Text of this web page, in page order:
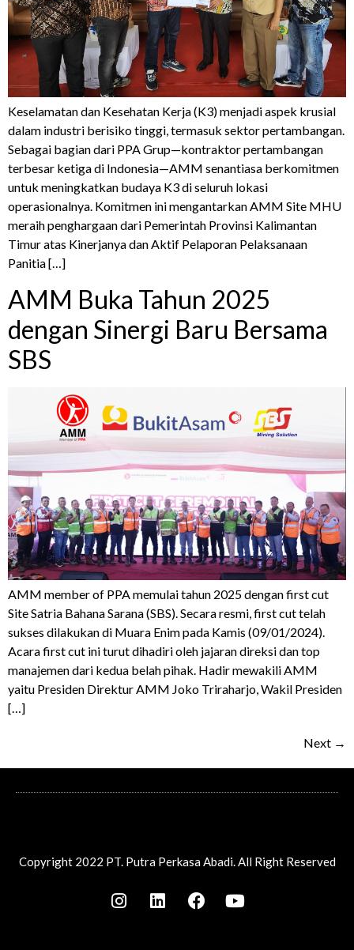
Keselamatan dan Kesehatan Kerja (K3) menjadi aspek krusial
dalam industri berisiko tinggi, termasuk sektor pertambangan.
Sebagai bagian dari PPA Grup—kontraktor pertambangan
terbesar ketiga di Indonesia—AMM senantiasa berkomitmen
untuk meningkatkan budaya K3 di seluruh lokasi
operasionalnya. Komitmen ini mengantarkan AMM Site MHU
meraih penghargaan dari Pemerintah Provinsi Kalimantan
Timur atas Kinerjanya dan Aktif Pelaporan Pelaksanaan
Panitia […]
AMM Buka Tahun 2025
dengan Sinergi Baru Bersama
SBS
AMM member of PPA memulai tahun 2025 dengan first cut
Site Satria Bahana Sarana (SBS). Secara resmi, first cut telah
sukses dilakukan di Muara Enim pada Kamis (09/01/2024).
Acara first cut ini turut dihadiri oleh jajaran direksi dan top
manajemen dari kedua belah pihak. Hadir mewakili AMM
yaitu Presiden Direktur AMM Joko Triraharjo, Wakil Presiden
[…]
Next →
Copyright 2022 PT. Putra Perkasa Abadi. All Right Reserved